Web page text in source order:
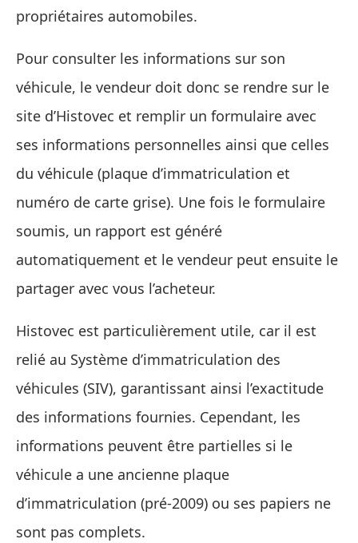
propriétaires automobiles.
Pour consulter les informations sur son
véhicule, le vendeur doit donc se rendre sur le
site d’Histovec et remplir un formulaire avec
ses informations personnelles ainsi que celles
du véhicule (plaque d’immatriculation et
numéro de carte grise). Une fois le formulaire
soumis, un rapport est généré
automatiquement et le vendeur peut ensuite le
partager avec vous l’acheteur.
Histovec est particulièrement utile, car il est
relié au Système d’immatriculation des
véhicules (SIV), garantissant ainsi l’exactitude
des informations fournies. Cependant, les
informations peuvent être partielles si le
véhicule a une ancienne plaque
d’immatriculation (pré-2009) ou ses papiers ne
sont pas complets.